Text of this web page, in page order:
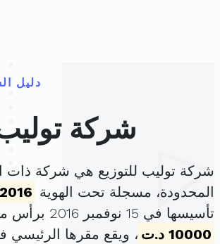
دليل
شركة توليب
شركة توليب للتوزيع هي شركة ذات
المحدودة، مسجلة تحت الهوية
تأسيسها في 15 نوفمبر 2016 برأس مال قدره
10000 د.ت
، ويقع مقرها الرئيسي